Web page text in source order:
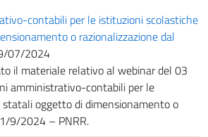
contabili per le istituzioni scolastiche
o razionalizzazione dal
07/2024
il materiale relativo al webinar del 03
amministrativo-contabili per le
oggetto di dimensionamento o
9/2024 – PNRR.